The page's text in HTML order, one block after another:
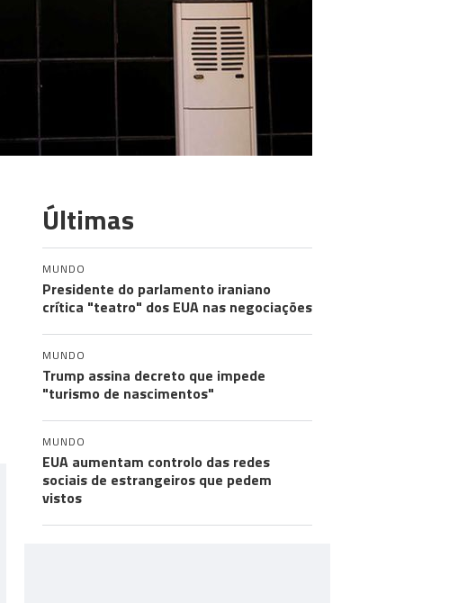
Últimas
MUNDO
Presidente do parlamento iraniano
crítica "teatro" dos EUA nas negociações
MUNDO
Trump assina decreto que impede
"turismo de nascimentos"
MUNDO
EUA aumentam controlo das redes
sociais de estrangeiros que pedem
vistos